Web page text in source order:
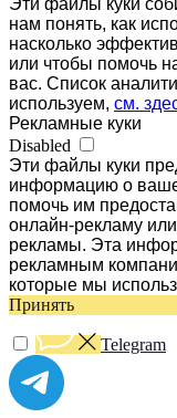
нам понять, как
насколько
или чтобы помочь
вас. Список
используем, см.
Рекламные куки
Disabled
Эти файлы куки
информацию о
помочь им
онлайн-рекламу
рекламы. Эта
рекламным
которые мы
Принять
Telegram